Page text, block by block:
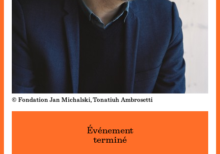
© Fondation Jan Michalski, Tonatiuh Ambrosetti
Événement
terminé